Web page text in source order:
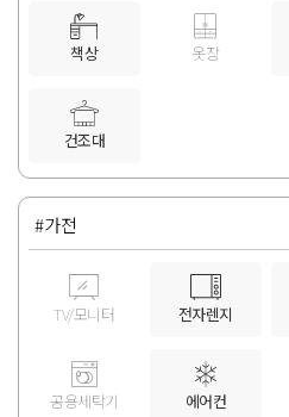
책상 옷장
건조대
#가전
TV/모니터 전자렌지
공용세탁기 에어컨